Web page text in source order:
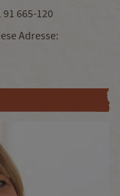
665-120
Adresse: